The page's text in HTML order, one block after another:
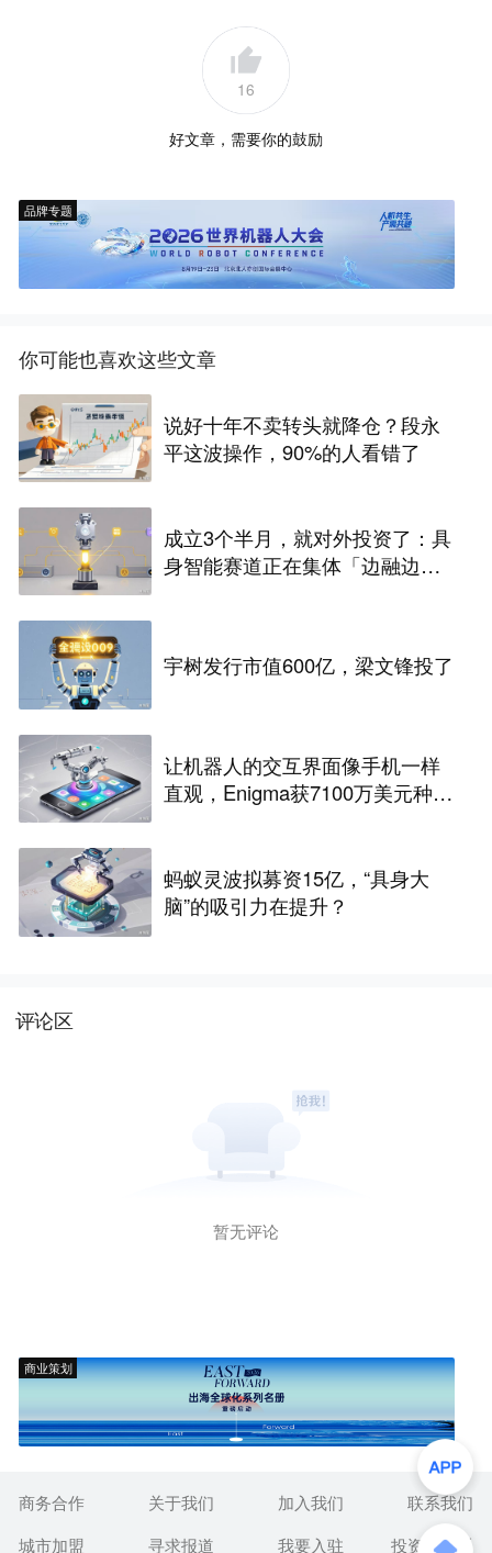
16
好文章，需要你的鼓励
品牌专题
你可能也喜欢这些文章
说好十年不卖转头就降仓？段永
平这波操作，90%的人看错了
成立3个半月，就对外投资了：具
身智能赛道正在集体「边融边
宇树发行市值600亿，梁文锋投了
让机器人的交互界面像手机一样
直观，Enigma获7100万美元种子
蚂蚁灵波拟募资15亿，“具身大
脑”的吸引力在提升？
评论区
暂无评论
商业策划
商务合作 关于我们 加入我们
联系我们
城市加盟
寻求报道 我要入驻 投资者关系